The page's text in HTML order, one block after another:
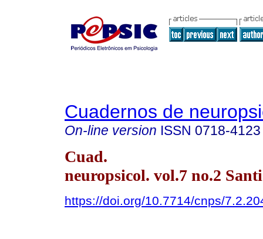
Cuadernos de
On-line version ISSN 0718-4123
Cuad.
neuropsicol. vol.7 no.2
https://doi.org/10.7714/cnps/